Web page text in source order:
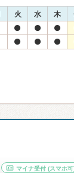
火 水 木
マイナ受付 (スマホ可